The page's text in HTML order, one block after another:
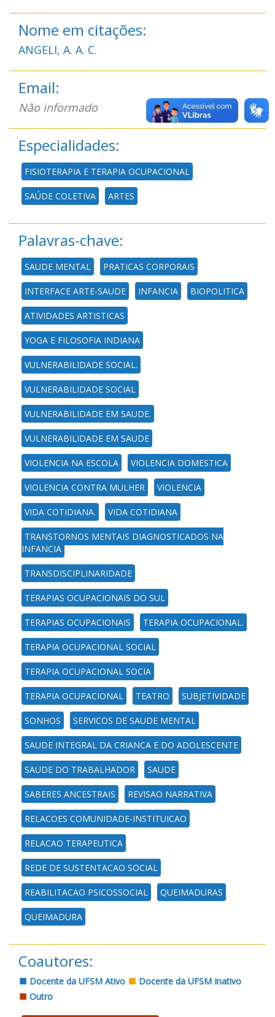
Nome em citações:
ANGELI, A. A. C.
Email:
Não informado
Especialidades:
FISIOTERAPIA E TERAPIA OCUPACIONAL
SAÚDE COLETIVA ARTES
Palavras-chave:
SAUDE MENTAL PRATICAS CORPORAIS
INTERFACE ARTE-SAUDE INFANCIA BIOPOLITICA
ATIVIDADES ARTISTICAS
YOGA E FILOSOFIA INDIANA
VULNERABILIDADE SOCIAL.
VULNERABILIDADE SOCIAL
VULNERABILIDADE EM SAUDE.
VULNERABILIDADE EM SAUDE
VIOLENCIA NA ESCOLA VIOLENCIA DOMESTICA
VIOLENCIA CONTRA MULHER VIOLENCIA
VIDA COTIDIANA. VIDA COTIDIANA
TRANSTORNOS MENTAIS DIAGNOSTICADOS NA
INFANCIA
TRANSDISCIPLINARIDADE
TERAPIAS OCUPACIONAIS DO SUL
TERAPIAS OCUPACIONAIS TERAPIA OCUPACIONAL.
TERAPIA OCUPACIONAL SOCIAL
TERAPIA OCUPACIONAL SOCIA
TERAPIA OCUPACIONAL TEATRO SUBJETIVIDADE
SONHOS SERVICOS DE SAUDE MENTAL
SAUDE INTEGRAL DA CRIANCA E DO ADOLESCENTE
SAUDE DO TRABALHADOR SAUDE
SABERES ANCESTRAIS REVISAO NARRATIVA
RELACOES COMUNIDADE-INSTITUICAO
RELACAO TERAPEUTICA
REDE DE SUSTENTACAO SOCIAL
REABILITACAO PSICOSSOCIAL QUEIMADURAS
QUEIMADURA
Coautores:
Docente da UFSM Ativo
Docente da UFSM Inativo
Outro